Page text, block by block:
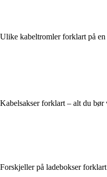
Ulike kabeltromler forklart på en
Kabelsakser forklart – alt du bør
Forskjeller på ladebokser